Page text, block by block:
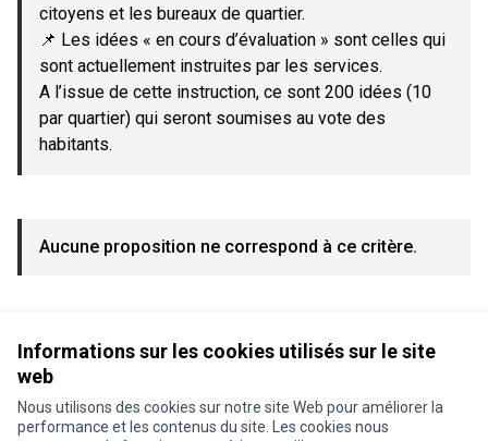
Informations sur les cookies utilisés sur le site
web
Nous utilisons des cookies sur notre site Web pour améliorer la
performance et les contenus du site. Les cookies nous
citoyens et les bureaux de quartier.
📌 Les idées « en cours d’évaluation » sont celles qui
sont actuellement instruites par les services.
A l’issue de cette instruction, ce sont 200 idées (10
par quartier) qui seront soumises au vote des
habitants.
Aucune proposition ne correspond à ce critère.
Conditions d'utilisation
Paramètres des cookies